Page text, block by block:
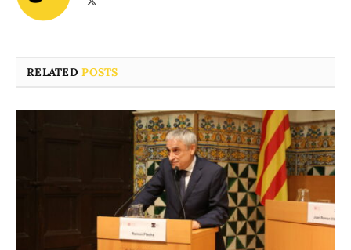
RELATEDPOSTS